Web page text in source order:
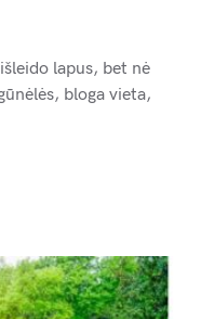
lapus, bet nė
bloga vieta,